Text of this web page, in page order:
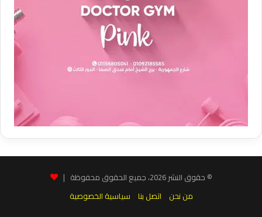
© حقوق النشر 2026، جميع الحقوق محفوظة |
من نحن
اتصل بنا سياسية الخصوصية